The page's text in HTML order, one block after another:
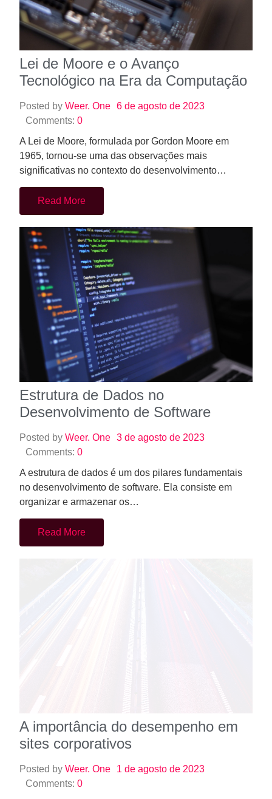
Lei de Moore e o Avanço
Tecnológico na Era da Computação
Posted by Weer. One 6 de agosto de 2023
Comments: 0
A Lei de Moore, formulada por Gordon Moore em
1965, tornou-se uma das observações mais
significativas no contexto do desenvolvimento…
Read More
Estrutura de Dados no
Desenvolvimento de Software
Posted by Weer. One 3 de agosto de 2023
Comments: 0
A estrutura de dados é um dos pilares fundamentais
no desenvolvimento de software. Ela consiste em
organizar e armazenar os…
Read More
A importância do desempenho em
sites corporativos
Posted by Weer. One
1 de agosto de 2023
Comments: 0